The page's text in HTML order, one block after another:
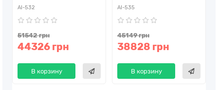
AI-532
51542 грн
44326 грн
В корзину
AI-535
45149 грн
38828 грн
В корзину